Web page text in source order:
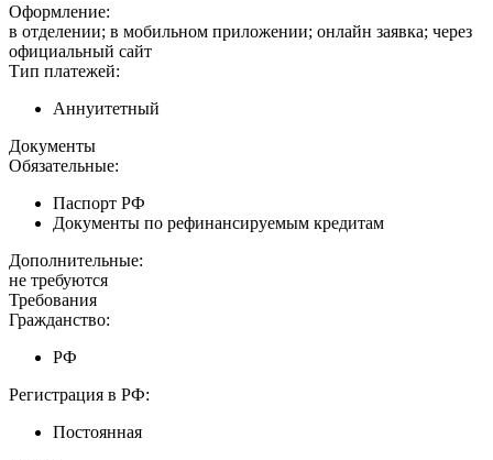
Оформление:
в отделении; в мобильном приложении; онлайн заявка; через
официальный сайт
Тип платежей:
Аннуитетный
Документы
Обязательные:
Паспорт РФ
Документы по рефинансируемым кредитам
Дополнительные:
не требуются
Требования
Гражданство:
РФ
Регистрация в РФ:
Постоянная